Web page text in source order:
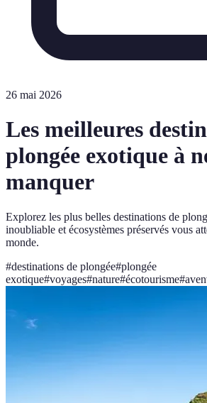
26 mai 2026
Les meilleures
plongée exotique à
manquer
Explorez les plus belles destinations de
inoubliable et écosystèmes préservés vous
monde.
#destinations de plongée#plongée
exotique#voyages#nature#écotourisme#